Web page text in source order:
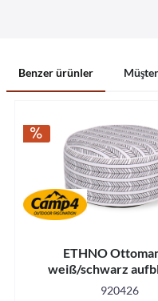
Benzer ürünler
ETHNO
weiß/schwarz
920426